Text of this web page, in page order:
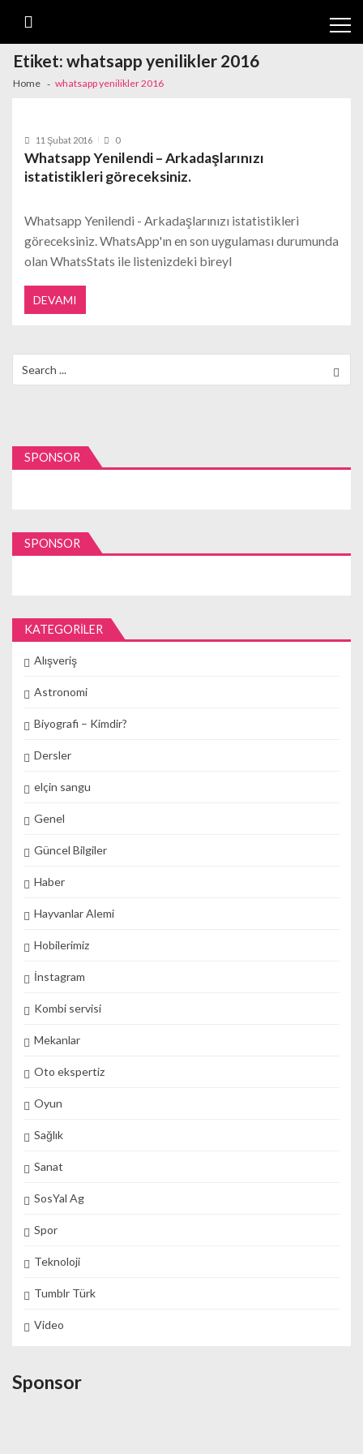
Etiket:whatsapp yenilikler 2016
Home whatsapp yenilikler 2016
11 Şubat 2016 0
Whatsapp Yenilendi – Arkadaşlarınızı
istatistikleri göreceksiniz.
Whatsapp Yenilendi - Arkadaşlarınızı istatistikleri
göreceksiniz. WhatsApp'ın en son uygulaması durumunda
olan WhatsStats ile listenizdeki bireyl
DEVAMI
for:
SPONSOR
SPONSOR
KATEGORILER
Alışveriş
Astronomi
Biyografi – Kimdir?
Dersler
elçin sangu
Genel
Güncel Bilgiler
Haber
Hayvanlar Alemi
Hobilerimiz
İnstagram
Kombi servisi
Mekanlar
Oto ekspertiz
Oyun
Sağlık
Sanat
SosYal Ag
Spor
Teknoloji
Tumblr Türk
Video
Sponsor